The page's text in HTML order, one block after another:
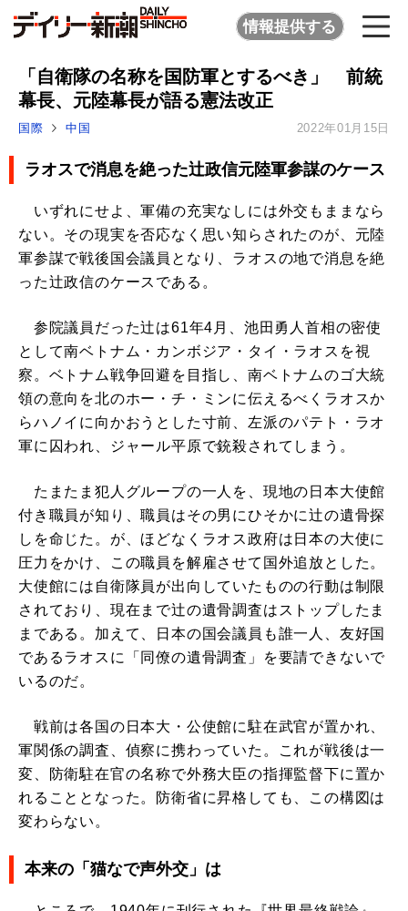
情報提供する
「自衛隊の名称を国防軍とするべき」 前統
幕長、元陸幕長が語る憲法改正
国際 中国 2022年01月15日
ラオスで消息を絶った辻政信元陸軍参謀のケース
いずれにせよ、軍備の充実なしには外交もままなら
ない。その現実を否応なく思い知らされたのが、元陸
軍参謀で戦後国会議員となり、ラオスの地で消息を絶
った辻政信のケースである。
参院議員だった辻は61年4月、池田勇人首相の密使
として南ベトナム・カンボジア・タイ・ラオスを視
察。ベトナム戦争回避を目指し、南ベトナムのゴ大統
領の意向を北のホー・チ・ミンに伝えるべくラオスか
らハノイに向かおうとした寸前、左派のパテト・ラオ
軍に囚われ、ジャール平原で銃殺されてしまう。
たまたま犯人グループの一人を、現地の日本大使館
付き職員が知り、職員はその男にひそかに辻の遺骨探
しを命じた。が、ほどなくラオス政府は日本の大使に
圧力をかけ、この職員を解雇させて国外追放とした。
大使館には自衛隊員が出向していたものの行動は制限
されており、現在まで辻の遺骨調査はストップしたま
まである。加えて、日本の国会議員も誰一人、友好国
であるラオスに「同僚の遺骨調査」を要請できないで
いるのだ。
戦前は各国の日本大・公使館に駐在武官が置かれ、
軍関係の調査、偵察に携わっていた。これが戦後は一
変、防衛駐在官の名称で外務大臣の指揮監督下に置か
れることとなった。防衛省に昇格しても、この構図は
変わらない。
本来の「猫なで声外交」は